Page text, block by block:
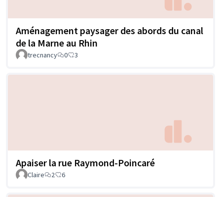
Aménagement paysager des abords du canal
de la Marne au Rhin
trecnancy 0 3
Apaiser la rue Raymond-Poincaré
Claire 2 6